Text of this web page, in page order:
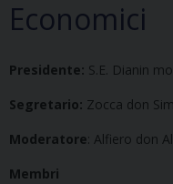
Economici
Presidente: S.E. Dianin
Segretario: Zocca don
Moderatore: Alfiero don
Membri